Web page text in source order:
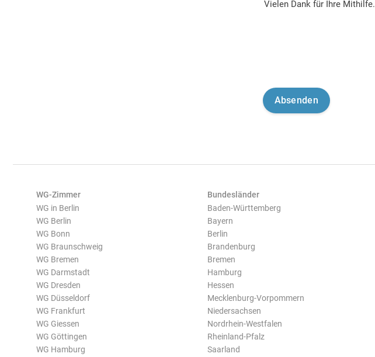
Vielen Dank für Ihre Mithilfe.
WG-Zimmer
WG in Berlin
WG Berlin
WG Bonn
WG Braunschweig
WG Bremen
WG Darmstadt
WG Dresden
WG Düsseldorf
WG Frankfurt
WG Giessen
WG Göttingen
WG Hamburg
Bundesländer
Baden-Württemberg
Bayern
Berlin
Brandenburg
Bremen
Hamburg
Hessen
Mecklenburg-Vorpommern
Niedersachsen
Nordrhein-Westfalen
Rheinland-Pfalz
Saarland